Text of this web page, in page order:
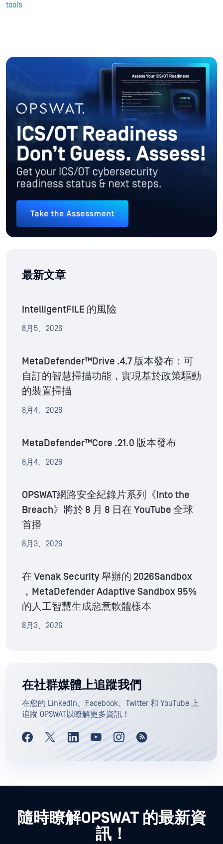
tools
最新文章
IntelligentFILE 的風險
8月5、2026
MetaDefender™Drive .4.7 版本發布：可
自訂的智慧掃描功能，實現基於政策驅動
的裝置掃描
8月4、2026
MetaDefender™Core .21.0 版本發布
8月4、2026
OPSWAT網路安全紀錄片系列《Into the
Breach》將於 8 月 8 日在 YouTube 全球
首播
8月3、2026
在 Venak Security 舉辦的 2026Sandbox
，MetaDefender Adaptive Sandbox 95%
的人工智慧生成惡意軟體樣本
8月3、2026
在社群媒體上追蹤我們
在您的 LinkedIn、Facebook、Twitter 和 YouTube 上
追蹤 OPSWAT以瞭解更多資訊！
隨時瞭解OPSWAT 的最新資
訊！